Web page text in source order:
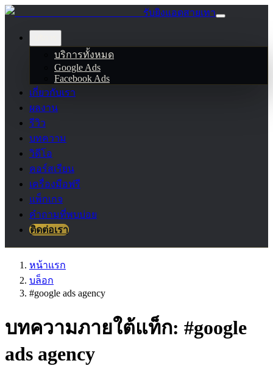
รับยิงแอดสายเทา
บริการทั้งหมด
Google Ads
Facebook Ads
เกี่ยวกับเรา
ผลงาน
รีวิว
บทความ
วิดีโอ
คอร์สเรียน
เครื่องมือฟรี
แพ็กเกจ
คำถามที่พบบ่อย
ติดต่อเรา
หน้าแรก
บล็อก
#google ads agency
บทความภายใต้แท็ก: #google
ads agency